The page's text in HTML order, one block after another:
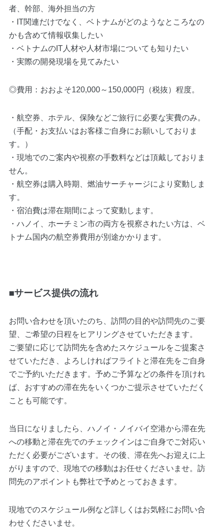
者、幹部、海外担当の方
・IT関連だけでなく、ベトナムがどのようなところなの
かも含めて情報収集したい
・ベトナムのIT人材や人材市場についても知りたい
・実際の開発現場を見てみたい
◎費用：おおよそ120,000～150,000円（税抜）程度。
・航空券、ホテル、保険などご旅行に必要な実費のみ。
（手配・お支払いはお客様ご自身にお願いしておりま
す。）
・現地でのご案内や視察の手数料などは頂戴しておりま
せん。
・航空券は購入時期、燃油サーチャージにより変動しま
す。
・宿泊費は滞在期間によって変動します。
・ハノイ、ホーチミン市の両方を視察されたい方は、ベ
トナム国内の航空券費用が別途かかります。
■サービス提供の流れ
お問い合わせを頂いたのち、訪問の目的や訪問先のご要
望、ご希望の日程をヒアリングさせていただきます。
ご要望に応じて訪問先を含めたスケジュールをご提案さ
せていただき、よろしければフライトと滞在先をご自身
でご予約いただきます。予めご予算などの条件を頂けれ
ば、おすすめの滞在先をいくつかご提示させていただく
ことも可能です。
当日になりましたら、ハノイ・ノイバイ空港から滞在先
への移動と滞在先でのチェックインはご自身でご対応い
ただく必要がございます。その後、滞在先へお迎えに上
がりますので、現地での移動はお任せくださいませ。訪
問先のアポイントも弊社で予めとっておきます。
現地でのスケジュール例など詳しくはお気軽にお問い合
わせくださいませ。